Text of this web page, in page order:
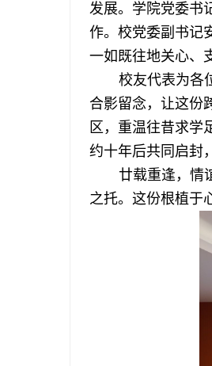
发展。学院党委书
作。校党委副书记
一如既往地关心、
校友代表为各
合影留念，让这份
区，重温往昔求学
约十年后共同启封
廿载重逢，情
之托。这份根植于